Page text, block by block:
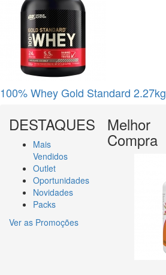
100% Whey Gold Standard 2.27kg
DESTAQUES
Mais
Vendidos
Outlet
Oportunidades
Novidades
Packs
Ver as Promoções
Melhor
Compra